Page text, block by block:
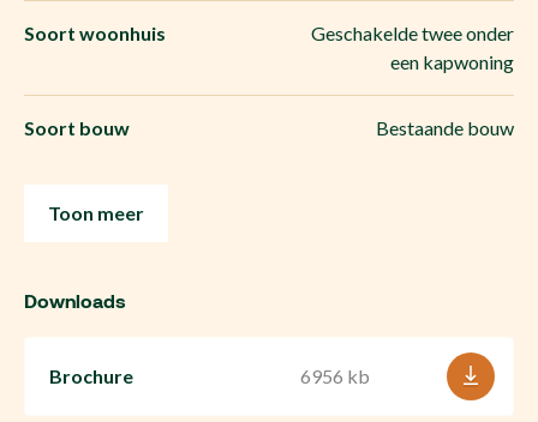
Soort woonhuis
Geschakelde twee onder
een kapwoning
Soort bouw Bestaande bouw
Toon meer
Downloads
Brochure 6956 kb